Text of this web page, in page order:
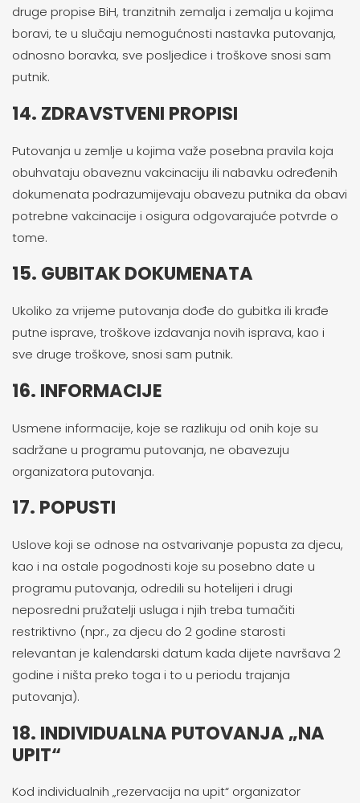
druge propise BiH, tranzitnih zemalja i zemalja u kojima
boravi, te u slučaju nemogućnosti nastavka putovanja,
odnosno boravka, sve posljedice i troškove snosi sam
putnik.
14. ZDRAVSTVENI PROPISI
Putovanja u zemlje u kojima važe posebna pravila koja
obuhvataju obaveznu vakcinaciju ili nabavku određenih
dokumenata podrazumijevaju obavezu putnika da obavi
potrebne vakcinacije i osigura odgovarajuće potvrde o
tome.
15. GUBITAK DOKUMENATA
Ukoliko za vrijeme putovanja dođe do gubitka ili krađe
putne isprave, troškove izdavanja novih isprava, kao i
sve druge troškove, snosi sam putnik.
16. INFORMACIJE
Usmene informacije, koje se razlikuju od onih koje su
sadržane u programu putovanja, ne obavezuju
organizatora putovanja.
17. POPUSTI
Uslove koji se odnose na ostvarivanje popusta za djecu,
kao i na ostale pogodnosti koje su posebno date u
programu putovanja, odredili su hotelijeri i drugi
neposredni pružatelji usluga i njih treba tumačiti
restriktivno (npr., za djecu do 2 godine starosti
relevantan je kalendarski datum kada dijete navršava 2
godine i ništa preko toga i to u periodu trajanja
putovanja).
18. INDIVIDUALNA PUTOVANJA „NA
UPIT“
Kod individualnih „rezervacija na upit“ organizator